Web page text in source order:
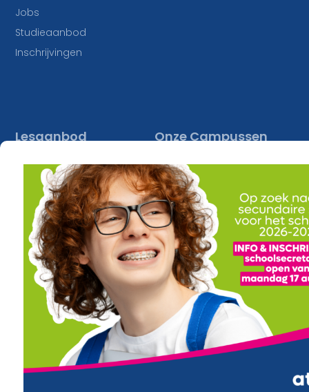
Onze Campussen
athena Drie Hofsteden
athena Heule
Buitengewoon onderwijs
Duaal leren
OKAN
Lesaanbod
Creatief
Constructie en Techniek
Economie en Maatschappij
IT en Multimedia
Sport
STEM en Wetenschappen
Voeding en Zorg
Jobs
Studieaanbod
Inschrijvingen